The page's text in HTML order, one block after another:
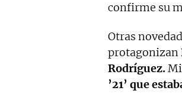
confirme su
Otras
protagonizan
Rodríguez.
’21’ que